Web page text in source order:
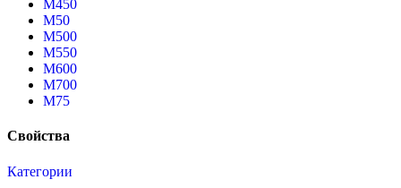
М450
М50
М500
М550
М600
М700
М75
Свойства
Категории